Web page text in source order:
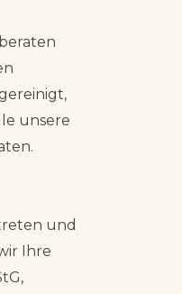
unsere
und
Ihre